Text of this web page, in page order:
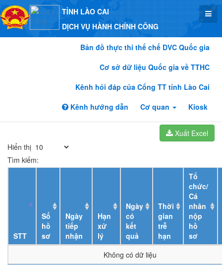
TỈNH LÀO CAI
DỊCH VỤ HÀNH CHÍNH CÔNG
Bản đồ thực thi thể chế DVC Quốc gia
Cơ sở dữ liệu Quốc gia về TTHC
Kênh hỏi đáp của Cổng TT tỉnh Lào Cai
Kênh hướng dẫn
Cơ quan Kiosk
Xuất Excel
Hiển thị
Tìm kiếm:
STT
Số
hồ
sơ
Ngày
tiếp
nhận
Hạn
xử
lý
Ngày
có
kết
quả
Thời
gian
trễ
hạn
Tổ
chức/
Cá
nhân
nộp
hồ
sơ
Không có dữ liệu